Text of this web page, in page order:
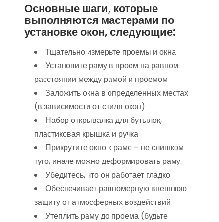
Основные шаги, которые
выполняются мастерами по
установке окон, следующие:
Тщательно измерьте проемы и окна
Установите раму в проем на равном
расстоянии между рамой и проемом
Заложить окна в определенных местах
(в зависимости от стиля окон)
Набор открывалка для бутылок,
пластиковая крышка и ручка
Прикрутите окно к раме – не слишком
туго, иначе можно деформировать раму.
Убедитесь, что он работает гладко
Обеспечивает равномерную внешнюю
защиту от атмосферных воздействий
Утеплить раму до проема (будьте